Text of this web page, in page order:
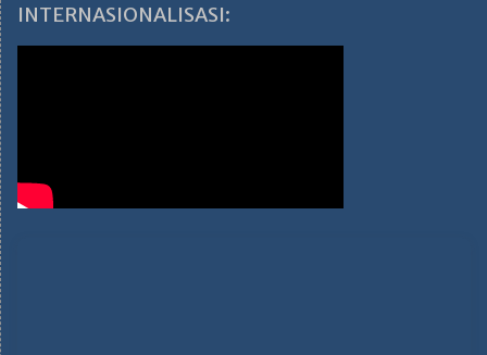
INTERNASIONALISASI: